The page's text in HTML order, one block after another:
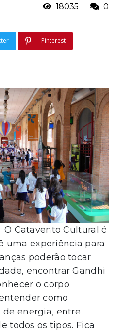
18035 0
Pinterest
Catavento Cultural é
uma experiência para
poderão tocar
encontrar Gandhi
o corpo
como
energia, entre
todos os tipos. Fica